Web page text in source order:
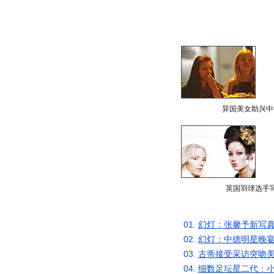
异国美女助兴
英国羽球选手
01. 幻灯：张馨予新写
02. 幻灯：中德明星晚
03. 古蒂接受采访突吻
04. 细数足坛星二代：